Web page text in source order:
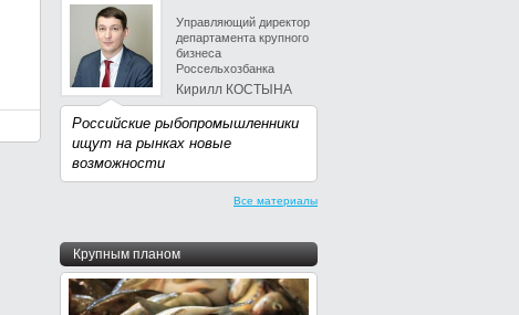
Управляющий директор
департамента крупного
бизнеса
Россельхозбанка
Кирилл КОСТЫНА
Российские рыбопромышленники
ищут на рынках новые
возможности
Все материалы
Крупным планом